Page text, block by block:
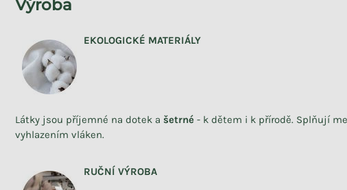
Výroba
EKOLOGICKÉ MATERIÁLY
Látky jsou příjemné na dotek a šetrné - k dětem i k přírodě. Splňují
vyhlazením vláken.
RUČNÍ VÝROBA